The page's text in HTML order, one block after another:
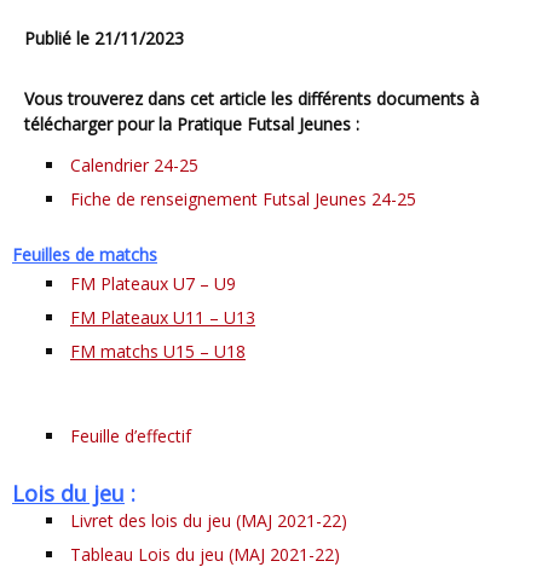
Publié le 21/11/2023
Vous trouverez dans cet article les différents documents à
télécharger pour la Pratique Futsal Jeunes :
Calendrier 24-25
Fiche de renseignement Futsal Jeunes 24-25
Feuilles de matchs
FM Plateaux U7 – U9
FM Plateaux U11 – U13
FM matchs U15 – U18
Feuille d’effectif
Lois du jeu :
Livret des lois du jeu (MAJ 2021-22)
Tableau Lois du jeu (MAJ 2021-22)